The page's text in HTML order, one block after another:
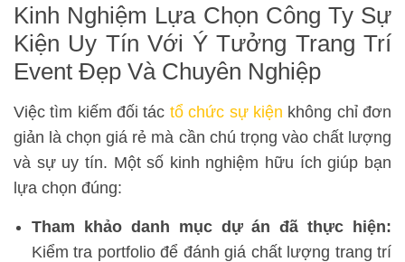
Kinh Nghiệm Lựa Chọn Công Ty Sự
Kiện Uy Tín Với Ý Tưởng Trang Trí
Event Đẹp Và Chuyên Nghiệp
Việc tìm kiếm đối tác tổ chức sự kiện không chỉ đơn
giản là chọn giá rẻ mà cần chú trọng vào chất lượng
và sự uy tín. Một số kinh nghiệm hữu ích giúp bạn
lựa chọn đúng:
Tham khảo danh mục dự án đã thực hiện:
Kiểm tra portfolio để đánh giá chất lượng trang trí